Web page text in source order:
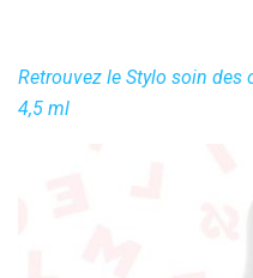
Retrouvez le Stylo soin des
4,5 ml